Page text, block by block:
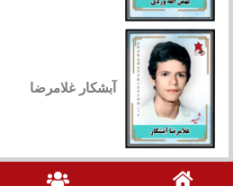
آبشکار غلامرضا